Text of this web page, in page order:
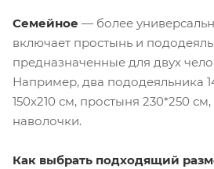
Семейное — более
включает простынь и
предназначенные для двух
Например, два пододеяльника
150x210 см, простыня 230*250
наволочки.
Как выбрать подходящий